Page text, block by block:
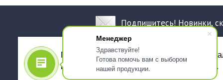
Менеджер
Здравствуйте!
Готова помочь вам с выбором
нашей продукции.
Подпишитесь! Новинки,
Мы используем файлы cookie, для
использованием сервиса Яндекс.Метрика.